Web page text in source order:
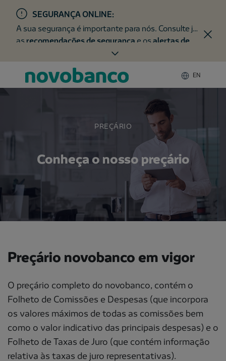
SEGURANÇA ONLINE:
A sua segurança é importante para nós. Consulte já
as recomendações de segurança e os alertas de
EN
PREÇÁRIO
Conheça o nosso preçário
Preçário novobanco em vigor
O preçário completo do novobanco, contém o
Folheto de Comissões e Despesas (que incorpora
os valores máximos de todas as comissões bem
como o valor indicativo das principais despesas) e o
Folheto de Taxas de Juro (que contém informação
relativa às taxas de juro representativas).